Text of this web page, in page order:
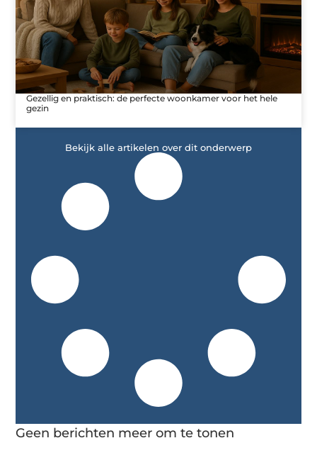
Gezellig en praktisch: de perfecte woonkamer voor het hele
gezin
Bekijk alle artikelen over dit onderwerp
Geen berichten meer om te tonen